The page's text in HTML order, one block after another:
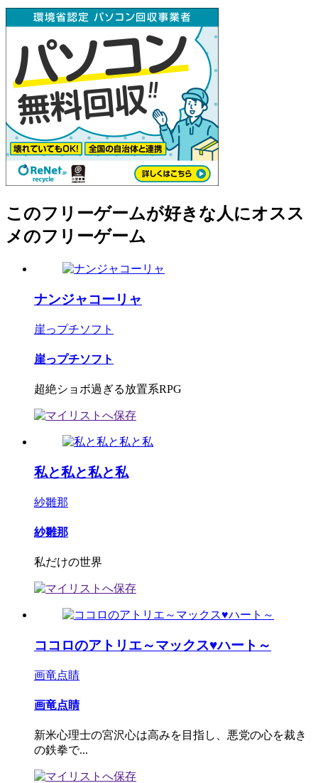
このフリーゲームが好きな人にオスス
メのフリーゲーム
ナンジャコーリャ
崖っプチソフト
崖っプチソフト
超絶ショボ過ぎる放置系RPG
私と私と私と私
紗雛那
紗雛那
私だけの世界
ココロのアトリエ～マックス♥ハート～
画竜点睛
画竜点睛
新米心理士の宮沢心は高みを目指し、悪党の心を裁き
の鉄拳で...